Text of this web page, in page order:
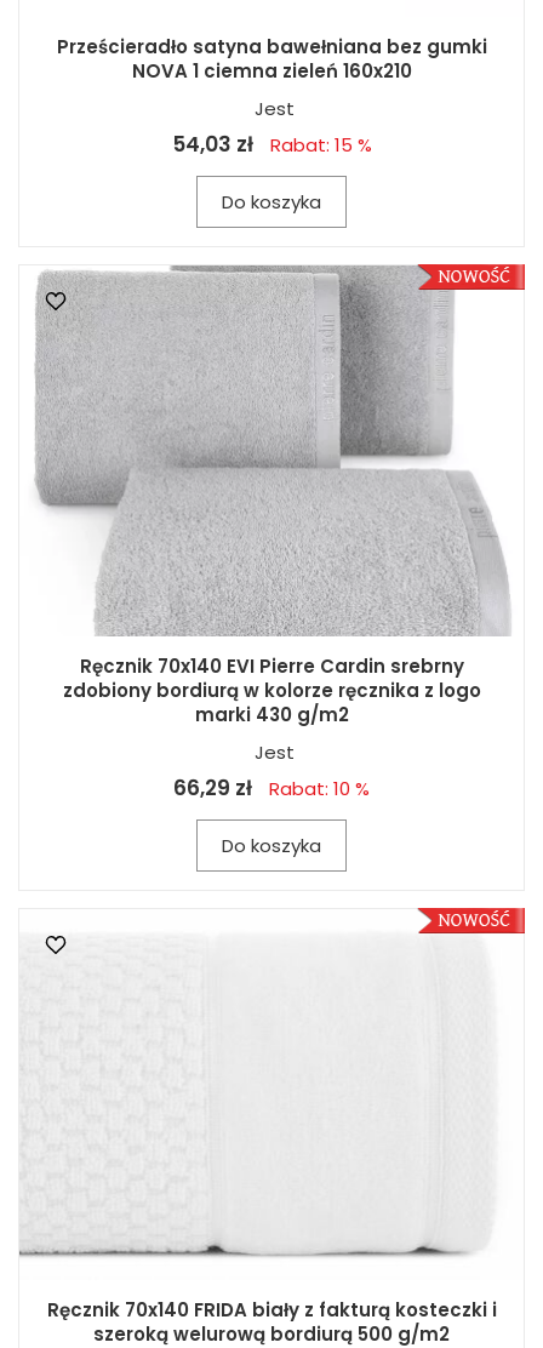
Prześcieradło satyna bawełniana bez gumki
NOVA 1 ciemna zieleń 160x210
Jest
54,03 zł Rabat: 15 %
Do koszyka
Ręcznik 70x140 EVI Pierre Cardin srebrny
zdobiony bordiurą w kolorze ręcznika z logo
marki 430 g/m2
Jest
66,29 zł Rabat: 10 %
Do koszyka
Ręcznik 70x140 FRIDA biały z fakturą kosteczki i
szeroką welurową bordiurą 500 g/m2